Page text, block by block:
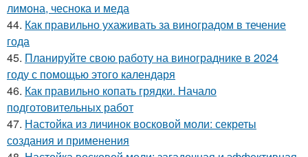
лимона, чеснока и меда
44. Как правильно ухаживать за виноградом в течение
года
45. Планируйте свою работу на винограднике в 2024
году с помощью этого календаря
46. Как правильно копать грядки. Начало
подготовительных работ
47. Настойка из личинок восковой моли: секреты
создания и применения